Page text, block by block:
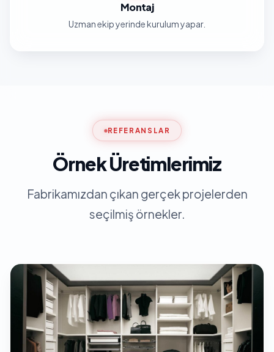
Montaj
Uzman ekip yerinde kurulum yapar.
REFERANSLAR
Örnek Üretimlerimiz
Fabrikamızdan çıkan gerçek projelerden
seçilmiş örnekler.